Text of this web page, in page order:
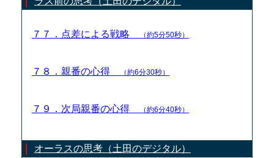
７７．点差による戦略 （約5分50秒）
７８．親番の心得 （約6分30秒）
７９．次局親番の心得 （約6分40秒）
オーラスの思考（土田のデジタル）